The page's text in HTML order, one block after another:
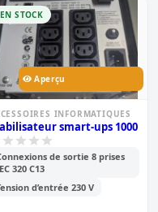
EN STOCK
Aperçu
INFORMATIQUES
Stabilisateur smart-ups 1000
de sortie 8 prises
320 C13
d’entrée 230 V